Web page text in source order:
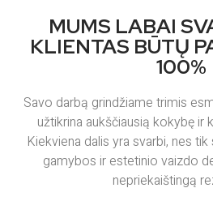
MUMS LABAI
KLIENTAS BŪTŲ
100%
Savo darbą grindžiame trimis
užtikrina aukščiausią kokybę ir
Kiekviena dalis yra svarbi, nes
gamybos ir estetinio vaizdo
nepriekaištingą